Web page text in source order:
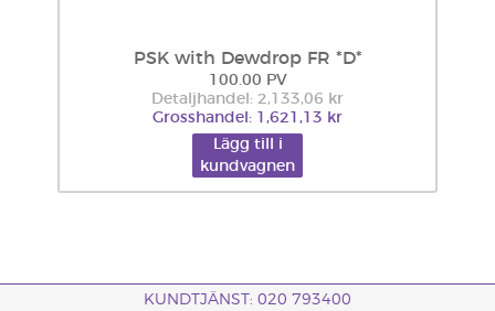
PSK with Dewdrop FR *D*
100.00 PV
Detaljhandel: 2,133,06 kr
Grosshandel: 1,621,13 kr
Lägg till i
kundvagnen
KUNDTJÄNST: 020 793400